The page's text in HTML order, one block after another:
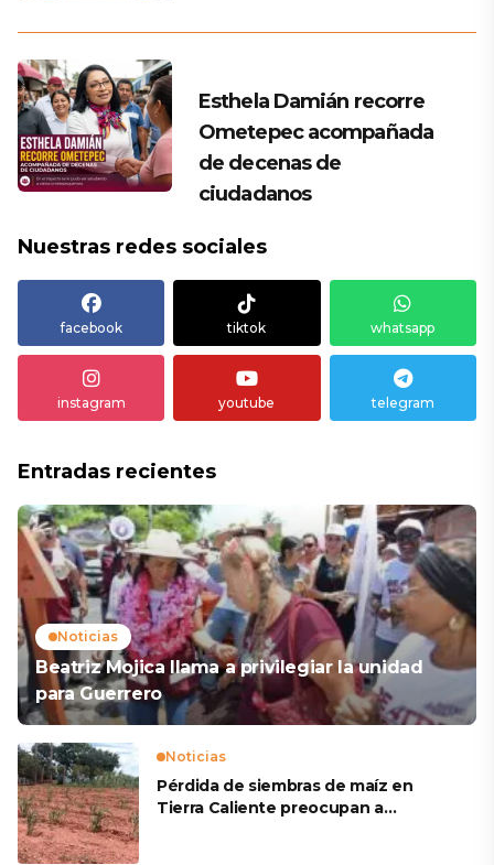
Esthela Damián recorre
Ometepec acompañada
de decenas de
ciudadanos
Nuestras redes sociales
facebook tiktok whatsapp
instagram youtube telegram
Entradas recientes
Noticias
Beatriz Mojica llama a privilegiar la unidad
para Guerrero
Noticias
Pérdida de siembras de maíz en
Tierra Caliente preocupan a